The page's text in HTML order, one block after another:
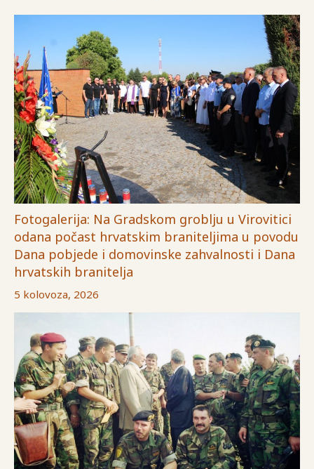
Fotogalerija: Na Gradskom groblju u Virovitici
odana počast hrvatskim braniteljima u povodu
Dana pobjede i domovinske zahvalnosti i Dana
hrvatskih branitelja
5 kolovoza, 2026